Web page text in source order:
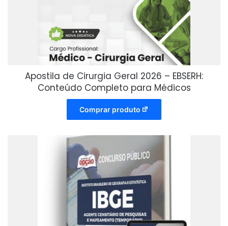
Apostila de Cirurgia Geral 2026 – EBSERH:
Conteúdo Completo para Médicos
Comprar produto